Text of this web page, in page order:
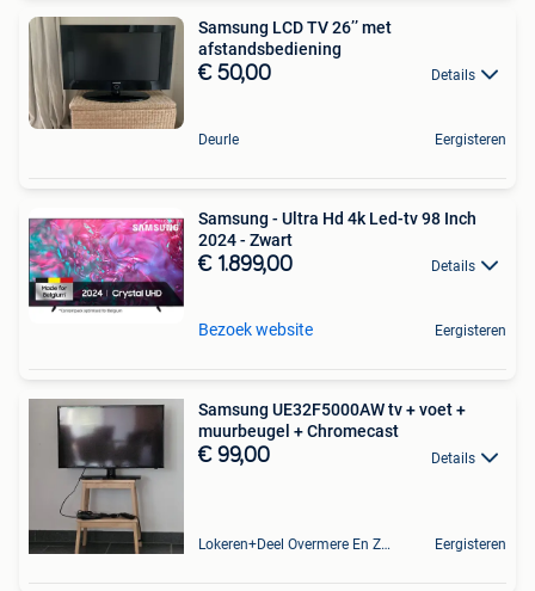
Samsung LCD TV 26’’ met
afstandsbediening
€ 50,00 Details
Deurle Eergisteren
Samsung - Ultra Hd 4k Led-tv 98 Inch
2024 - Zwart
€ 1.899,00 Details
Bezoek website Eergisteren
Samsung UE32F5000AW tv + voet +
muurbeugel + Chromecast
€ 99,00 Details
Lokeren+Deel Overmere En Zele Eergisteren